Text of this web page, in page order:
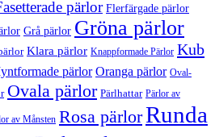
pärlor Flerfärgade pärlor
Grå pärlor Gröna pärlor
Klara pärlor Knappformade Pärlor Kub
pärlor Oranga pärlor Oval-
Ovala pärlor Pärlhattar Pärlor av
av Månsten Rosa pärlorRunda